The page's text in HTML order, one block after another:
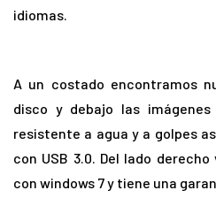
idiomas.
A un costado encontramos
disco y debajo las
resistente a agua y a golpes
con USB 3.0. Del lado
con windows 7 y tiene una